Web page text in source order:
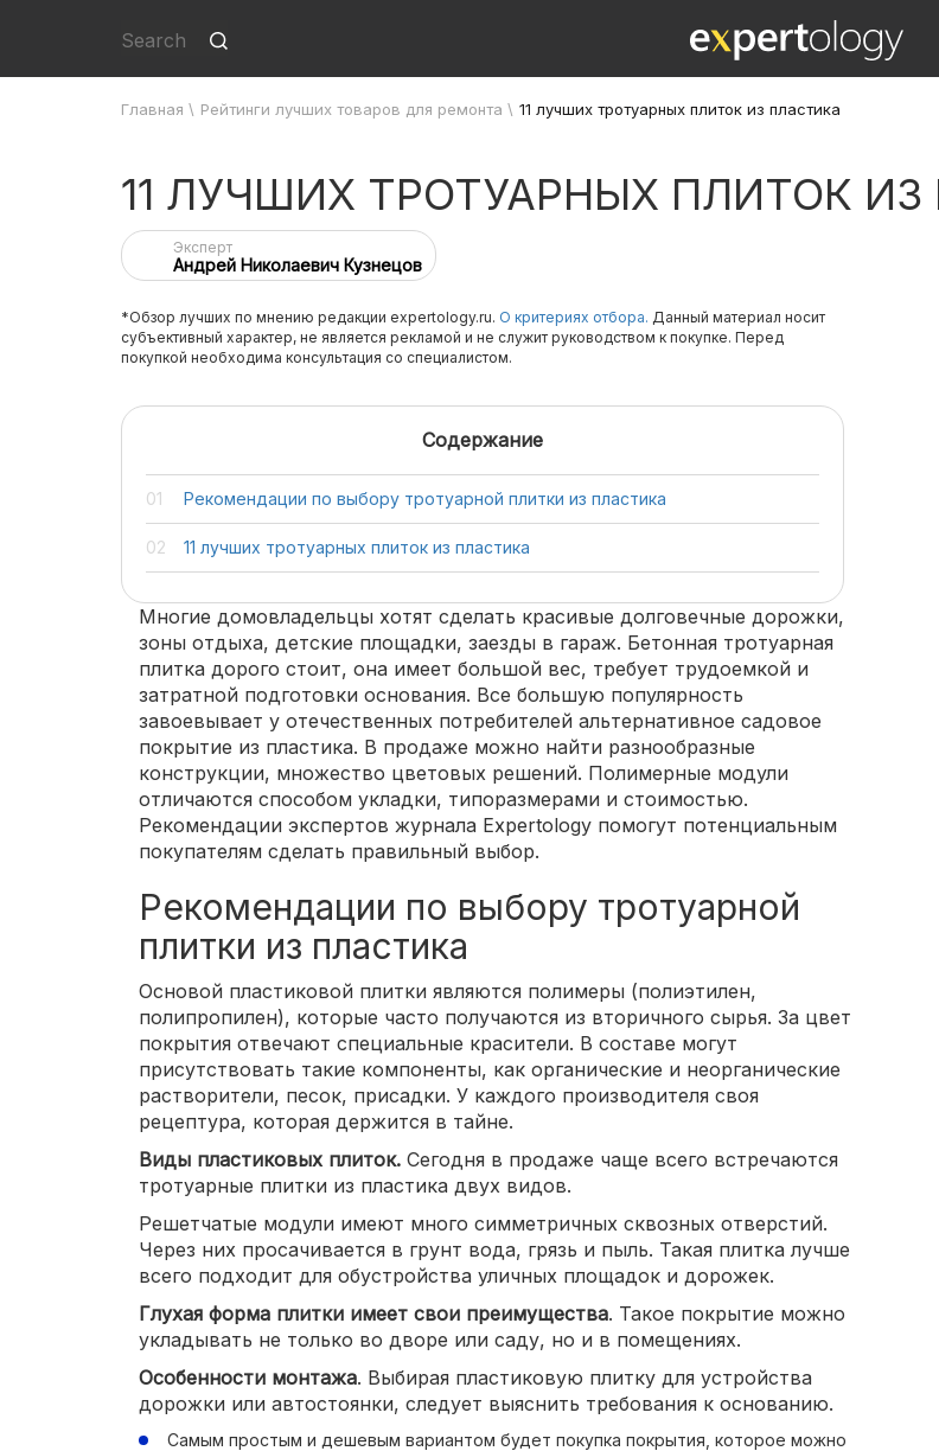
Главная \ Рейтинги лучших товаров для ремонта \ 11 лучших тротуарных плиток из пластика
11 ЛУЧШИХ ТРОТУАРНЫХ ПЛИТОК
Эксперт
Андрей Николаевич Кузнецов
*Обзор лучших по мнению редакции expertology.ru. О критериях отбора. Данный материал носит
субъективный характер, не является рекламой и не служит руководством к покупке. Перед
покупкой необходима консультация со специалистом.
Содержание
Рекомендации по выбору тротуарной плитки из пластика
11 лучших тротуарных плиток из пластика
Многие домовладельцы хотят сделать красивые долговечные дорожки,
зоны отдыха, детские площадки, заезды в гараж. Бетонная тротуарная
плитка дорого стоит, она имеет большой вес, требует трудоемкой и
затратной подготовки основания. Все большую популярность
завоевывает у отечественных потребителей альтернативное садовое
покрытие из пластика. В продаже можно найти разнообразные
конструкции, множество цветовых решений. Полимерные модули
отличаются способом укладки, типоразмерами и стоимостью.
Рекомендации экспертов журнала Expertology помогут потенциальным
покупателям сделать правильный выбор.
Рекомендации по выбору тротуарной
плитки из пластика
Основой пластиковой плитки являются полимеры (полиэтилен,
полипропилен), которые часто получаются из вторичного сырья. За цвет
покрытия отвечают специальные красители. В составе могут
присутствовать такие компоненты, как органические и неорганические
растворители, песок, присадки. У каждого производителя своя
рецептура, которая держится в тайне.
Виды пластиковых плиток. Сегодня в продаже чаще всего встречаются
тротуарные плитки из пластика двух видов.
Решетчатые модули имеют много симметричных сквозных отверстий.
Через них просачивается в грунт вода, грязь и пыль. Такая плитка лучше
всего подходит для обустройства уличных площадок и дорожек.
Глухая форма плитки имеет свои преимущества. Такое покрытие можно
укладывать не только во дворе или саду, но и в помещениях.
Особенности монтажа. Выбирая пластиковую плитку для устройства
дорожки или автостоянки, следует выяснить требования к основанию.
Самым простым и дешевым вариантом будет покупка покрытия, которое можно